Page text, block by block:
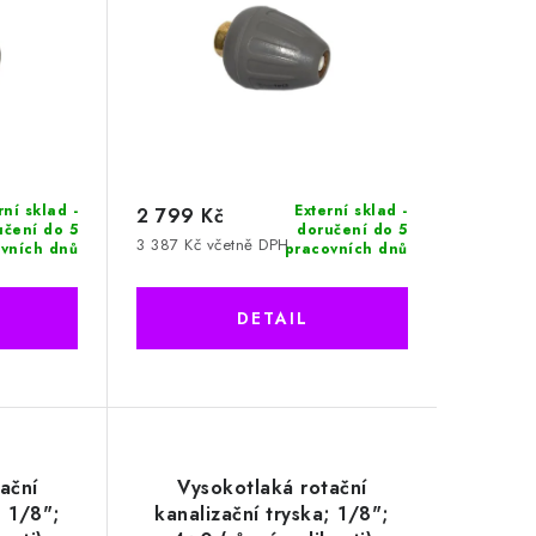
sklad -
do 5
dnů
Externí sklad -
doručení do 5
pracovních dnů
3 387 Kč včetně DPH
2 799 Kč
1/8";
Vysokotlaká rotační
kanalizační tryska; 1/8";